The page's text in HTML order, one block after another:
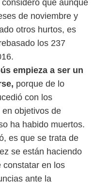
que aunque
de noviembre y
otros hurtos, es
los 237
empieza a ser un
porque de lo
con los
objetivos de
ha habido muertos.
es que se trata de
se están haciendo
constatar en los
ante la